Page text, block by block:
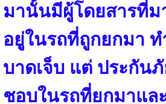
มานั้นมีผู้โดยสารที่ม
อยู่ในรถที่ถูกยกมา
บาดเจ็บ แต่ ประกัน
ชอบในรถที่ยกมาแล